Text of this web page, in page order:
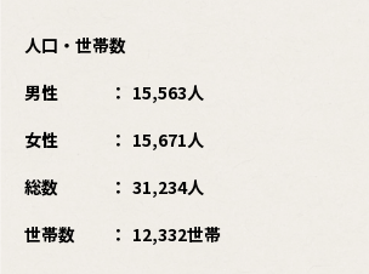
人口・世帯数
男性
15,563人
女性
15,671人
総数
31,234人
世帯数
12,332世帯